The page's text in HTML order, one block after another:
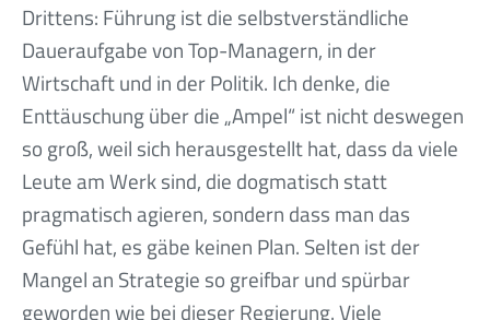
Drittens: Führung ist die selbstverständliche
Daueraufgabe von Top-Managern, in der
Wirtschaft und in der Politik. Ich denke, die
Enttäuschung über die „Ampel“ ist nicht deswegen
so groß, weil sich herausgestellt hat, dass da viele
Leute am Werk sind, die dogmatisch statt
pragmatisch agieren, sondern dass man das
Gefühl hat, es gäbe keinen Plan. Selten ist der
Mangel an Strategie so greifbar und spürbar
geworden wie bei dieser Regierung. Viele